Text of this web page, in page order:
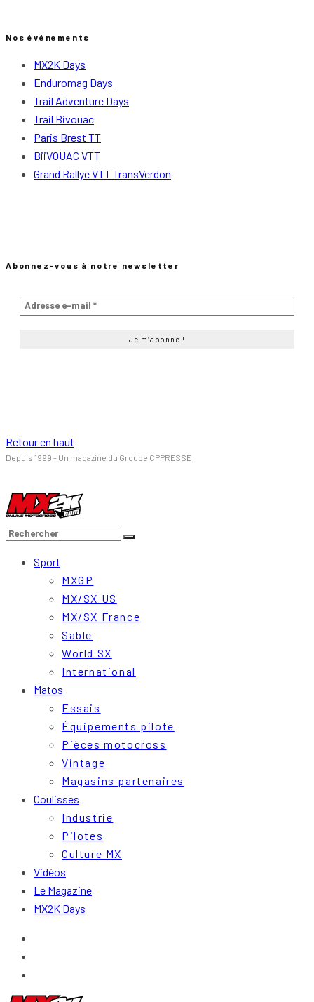
Nos événements
MX2K Days
Enduromag Days
Trail Adventure Days
Trail Bivouac
Paris Brest TT
BiiVOUAC VTT
Grand Rallye VTT TransVerdon
Abonnez-vous à notre newsletter
Retour en haut
Depuis 1999 - Un magazine du Groupe CPPRESSE
Sport
MXGP
MX/SX US
MX/SX France
Sable
World SX
International
Matos
Essais
Équipements pilote
Pièces motocross
Vintage
Magasins partenaires
Coulisses
Industrie
Pilotes
Culture MX
Vidéos
Le Magazine
MX2K Days